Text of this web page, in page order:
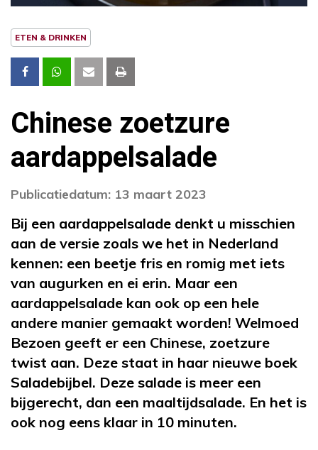
ETEN & DRINKEN
Chinese zoetzure
aardappelsalade
Publicatiedatum: 13 maart 2023
Bij een aardappelsalade denkt u misschien
aan de versie zoals we het in Nederland
kennen: een beetje fris en romig met iets
van augurken en ei erin. Maar een
aardappelsalade kan ook op een hele
andere manier gemaakt worden! Welmoed
Bezoen geeft er een Chinese, zoetzure
twist aan. Deze staat in haar nieuwe boek
Saladebijbel. Deze salade is meer een
bijgerecht, dan een maaltijdsalade. En het is
ook nog eens klaar in 10 minuten.